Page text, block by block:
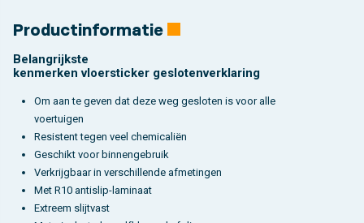
Productinformatie
Belangrijkste
kenmerken vloersticker geslotenverklaring
Om aan te geven dat deze weg gesloten is voor alle
voertuigen
Resistent tegen veel chemicaliën
Geschikt voor binnengebruik
Verkrijgbaar in verschillende afmetingen
Met R10 antislip-laminaat
Extreem slijtvast